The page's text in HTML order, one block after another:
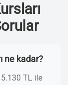
ne kadar?
TL ile